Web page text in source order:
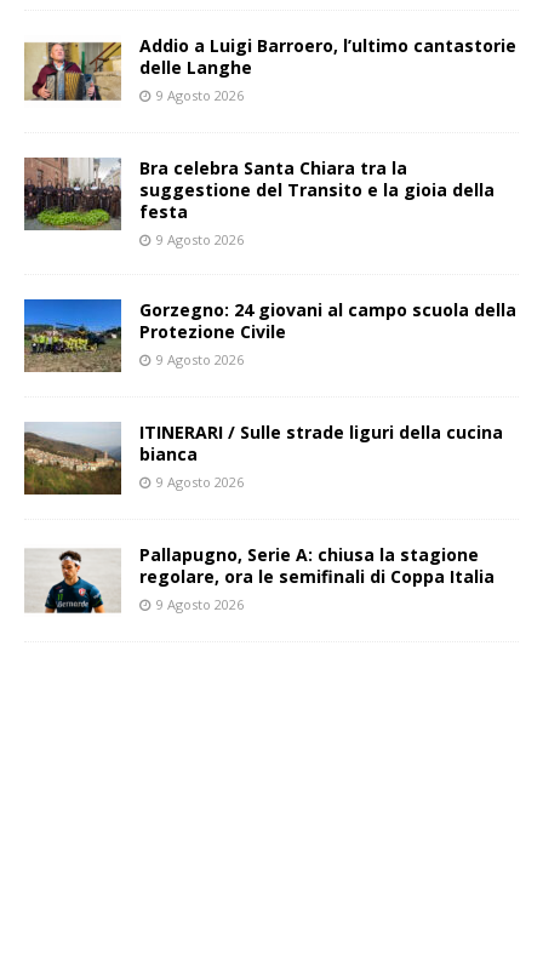
Addio a Luigi Barroero, l’ultimo cantastorie
delle Langhe
9 Agosto 2026
Bra celebra Santa Chiara tra la
suggestione del Transito e la gioia della
festa
9 Agosto 2026
Gorzegno: 24 giovani al campo scuola della
Protezione Civile
9 Agosto 2026
ITINERARI / Sulle strade liguri della cucina
bianca
9 Agosto 2026
Pallapugno, Serie A: chiusa la stagione
regolare, ora le semifinali di Coppa Italia
9 Agosto 2026